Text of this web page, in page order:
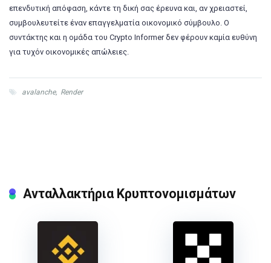
επενδυτική απόφαση, κάντε τη δική σας έρευνα και, αν χρειαστεί,
συμβουλευτείτε έναν επαγγελματία οικονομικό σύμβουλο. Ο
συντάκτης και η ομάδα του Crypto Informer δεν φέρουν καμία ευθύνη
για τυχόν οικονομικές απώλειες.
avalanche, Render
Ανταλλακτήρια Κρυπτονομισμάτων